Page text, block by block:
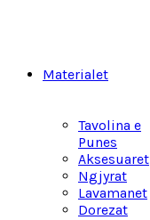
Materialet
Tavolina e
Punes
Aksesuaret
Ngjyrat
Lavamanet
Dorezat